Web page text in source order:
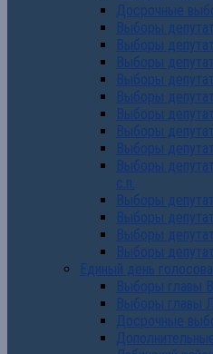
Досрочные
Выборы
Выборы
Выборы
Выборы
Выборы
Выборы
Выборы
Выборы
Выборы
с.п.
Выборы
Выборы
Выборы
Выборы
Единый день
Выборы главы
Выборы главы
Досрочные